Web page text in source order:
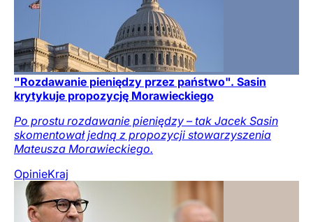
"Rozdawanie pieniędzy przez państwo". Sasin
krytykuje propozycję Morawieckiego
Po prostu rozdawanie pieniędzy – tak Jacek Sasin
skomentował jedną z propozycji stowarzyszenia
Mateusza Morawieckiego.
OpinieKraj